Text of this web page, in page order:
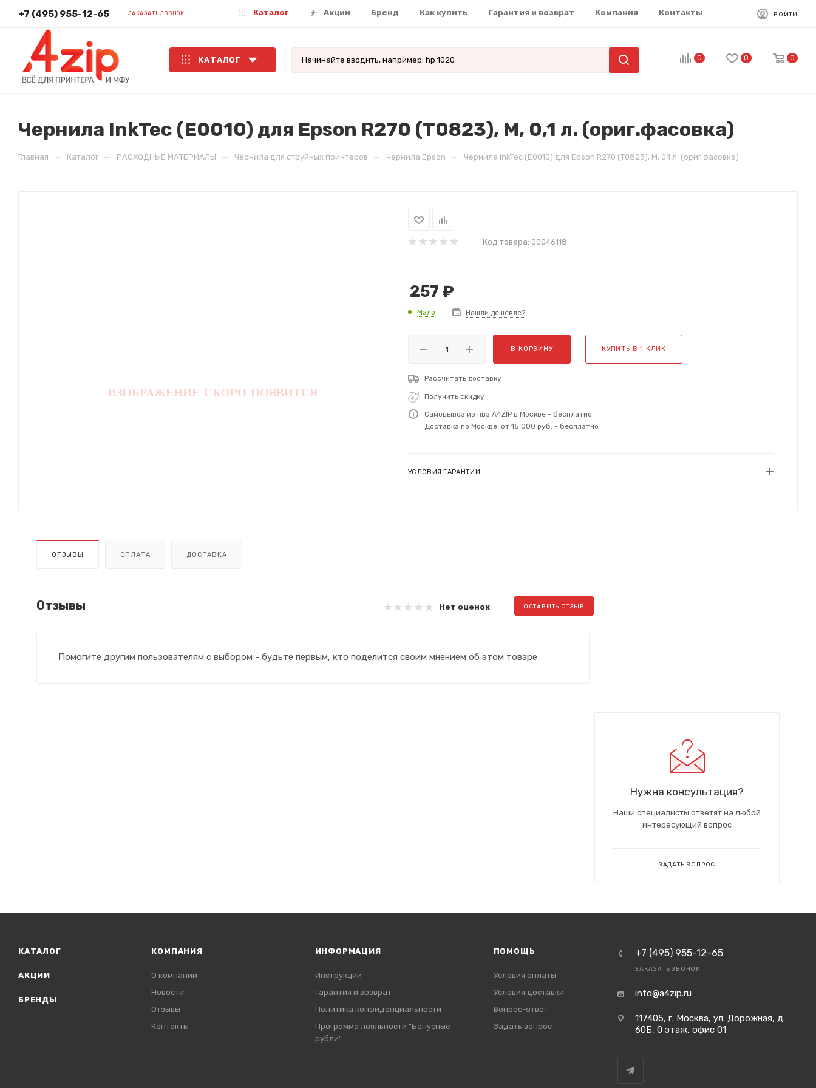
+7 (495) 955-12-65 ЗАКАЗАТЬ ЗВОНОК Каталог Акции Бренд Как купить Гарантия и возврат Компания Контакты ВОЙТИ
КАТАЛОГ 0 0 0
Чернила InkTec (E0010) для Epson R270 (T0823), M, 0,1 л. (ориг.фасовка)
Главная — Каталог — РАСХОДНЫЕ МАТЕРИАЛЫ — Чернила для струйных принтеров — Чернила Epson — Чернила InkTec (E0010) для Epson R270 (T0823), M, 0,1 л. (ориг.фасовка)
Код товара: 00046118
257 ₽
Мало Нашли дешевле?
В КОРЗИНУ КУПИТЬ В 1 КЛИК
Рассчитать доставку
Получить скидку
Самовывоз из пвз A4ZIP в Москве - бесплатно
Доставка по Москве, от 15 000 руб. - бесплатно
УСЛОВИЯ ГАРАНТИИ
ОТЗЫВЫ ОПЛАТА ДОСТАВКА
Отзывы Нет оценок ОСТАВИТЬ ОТЗЫВ
Помогите другим пользователям с выбором - будьте первым, кто поделится своим мнением об этом товаре
Нужна консультация?
Наши специалисты ответят на любой
интересующий вопрос
ЗАДАТЬ ВОПРОС
КАТАЛОГ
АКЦИИ
БРЕНДЫ
КОМПАНИЯ
О компании
Новости
Отзывы
Контакты
ИНФОРМАЦИЯ
Инструкции
Гарантия и возврат
Политика конфиденциальности
Программа лояльности "Бонусные
рубли"
ПОМОЩЬ
Условия оплаты
Условия доставки
Вопрос-ответ
Задать вопрос
+7 (495) 955-12-65
ЗАКАЗАТЬ ЗВОНОК
info@a4zip.ru
117405, г. Москва, ул. Дорожная, д.
60Б, 0 этаж, офис 01